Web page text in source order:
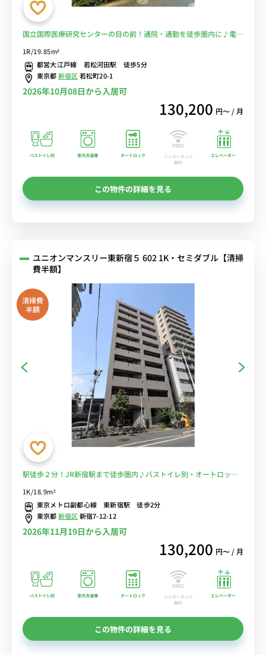
国立国際医療研究センターの目の前！通院・通勤を徒歩圏内に♪電車
1R/19.85m²
都営大江戸線 若松河田駅 徒歩5分
東京都新宿区若松町20-1
2026年10月08日から入居可
130,200 円〜 / 月
バストイレ別 室内洗濯機 オートロック
インターネット
無料
エレベーター
この物件の詳細を見る
ユニオンマンスリー東新宿５ 602 1K・セミダブル【清掃
費半額】
清掃費
半額
駅徒歩２分！JR新宿駅まで徒歩圏内♪バストイレ別・オートロック
付☆■選べるWi-Fi格安レンタル中！
1K/18.9m²
東京メトロ副都心線 東新宿駅 徒歩2分
東京都新宿区新宿7-12-12
2026年11月19日から入居可
130,200 円〜 / 月
バストイレ別 室内洗濯機 オートロック
インターネット
無料
エレベーター
この物件の詳細を見る